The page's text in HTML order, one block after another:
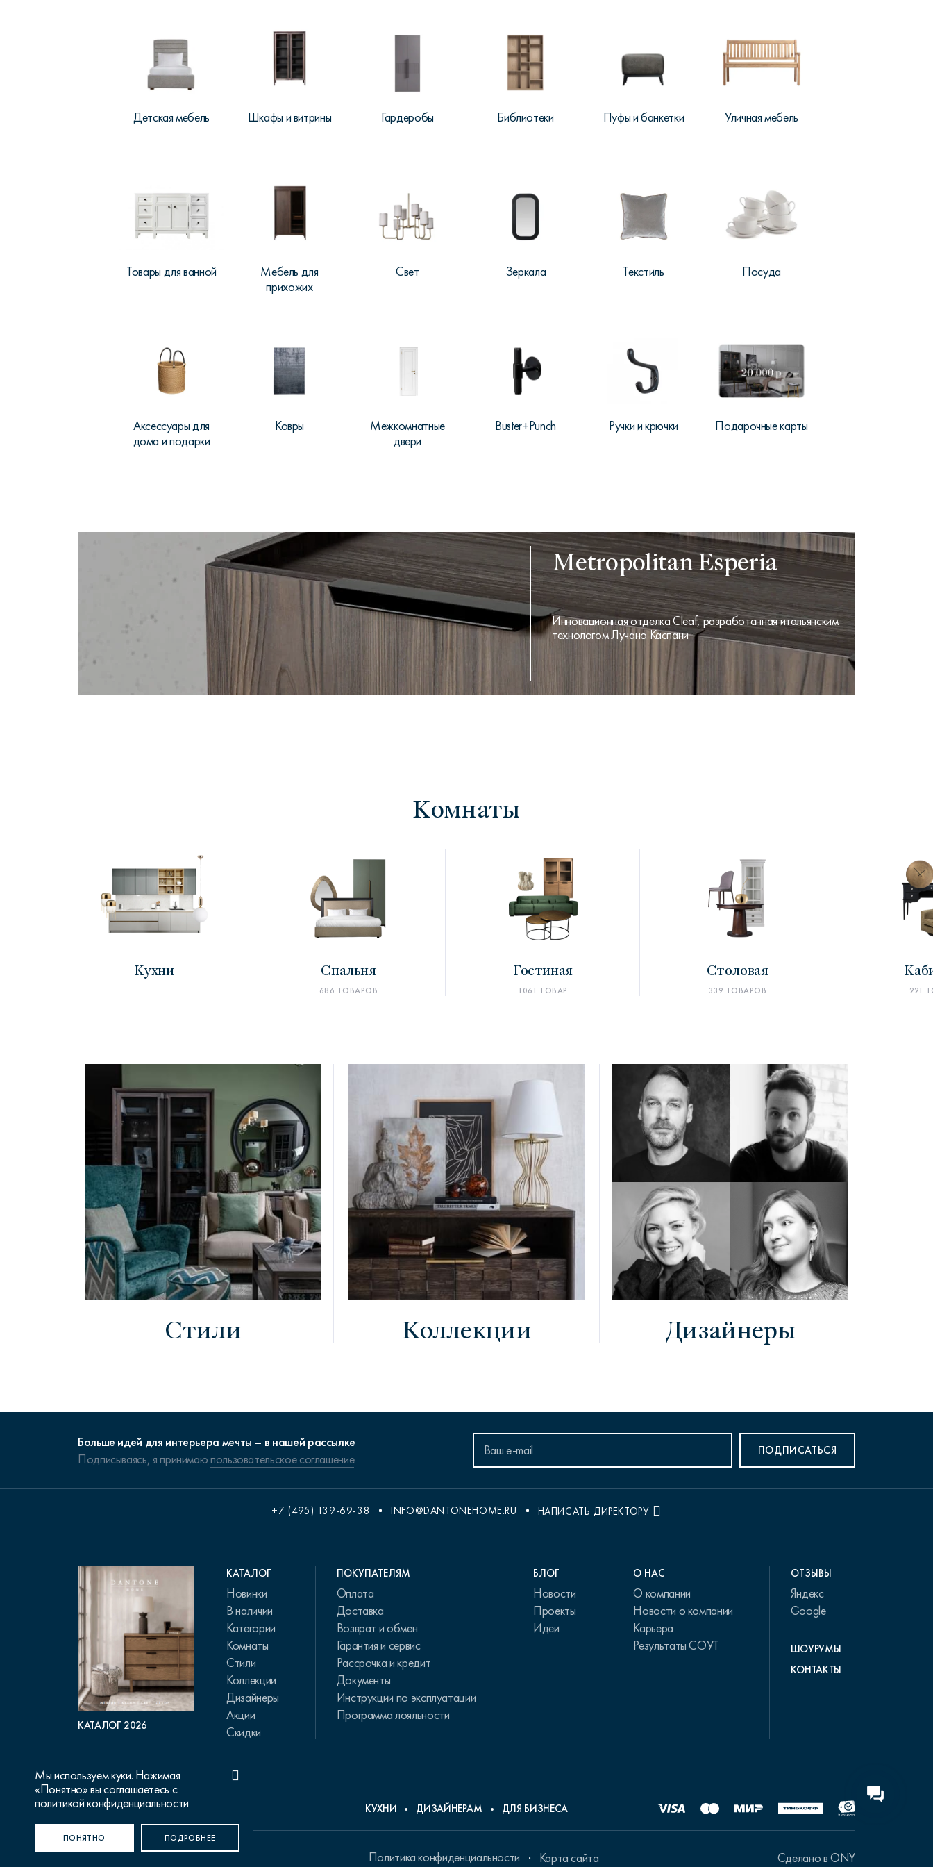
Детская мебель Шкафы и витрины Гардеробы Библиотеки Пуфы и банкетки Уличная мебель
Товары для ванной
Мебель для
прихожих
Свет Зеркала Текстиль Посуда
Аксессуары для
дома и подарки
Ковры
Межкомнатные
двери
Buster+Punch Ручки и крючки Подарочные карты
Metropolitan Esperia
Инновационная отделка Cleaf, разработанная итальянским
технологом Лучано Каспани
Комнаты
Кухни Спальня
686 ТОВАРОВ
Гостиная
1061 ТОВАР
Столовая
339 ТОВАРОВ 221
Стили Коллекции Дизайнеры
Мы используем куки. Нажимая
«Понятно» вы соглашаетесь с
политикой конфиденциальности
ПОНЯТНО ПОДРОБНЕЕ
Больше идей для интерьера мечты – в нашей рассылке
Подписываясь, я принимаюпользовательское соглашение
ПОДПИСАТЬСЯ
+7 (495) 139-69-38 INFO@DANTONEHOME.RU НАПИСАТЬ ДИРЕКТОРУ
КАТАЛОГ 2026
КАТАЛОГ
Новинки
В наличии
Категории
Комнаты
Стили
Коллекции
Дизайнеры
Акции
Скидки
ПОКУПАТЕЛЯМ
Оплата
Доставка
Возврат и обмен
Гарантия и сервис
Рассрочка и кредит
Документы
Инструкции по эксплуатации
Программа лояльности
БЛОГ
Новости
Проекты
Идеи
О НАС
О компании
Новости о компании
Карьера
Результаты СОУТ
ОТЗЫВЫ
Яндекс
Google
ШОУРУМЫ
КОНТАКТЫ
КУХНИ ДИЗАЙНЕРАМ ДЛЯ БИЗНЕСА
Политика конфиденциальности Карта сайта Сделано в ONY